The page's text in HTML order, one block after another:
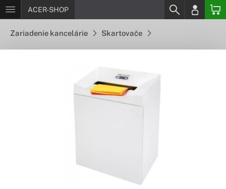
ACER-SHOP
Zariadenie kancelárie Skartovače